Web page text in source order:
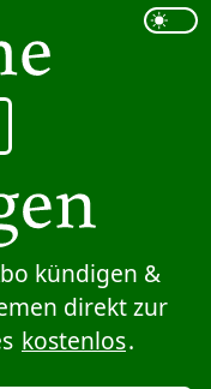
kündigen &
direkt zur
kostenlos.